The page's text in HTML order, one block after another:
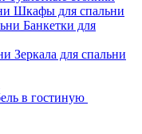
Шкафы для спальни
Банкетки для
Зеркала для спальни
в гостиную